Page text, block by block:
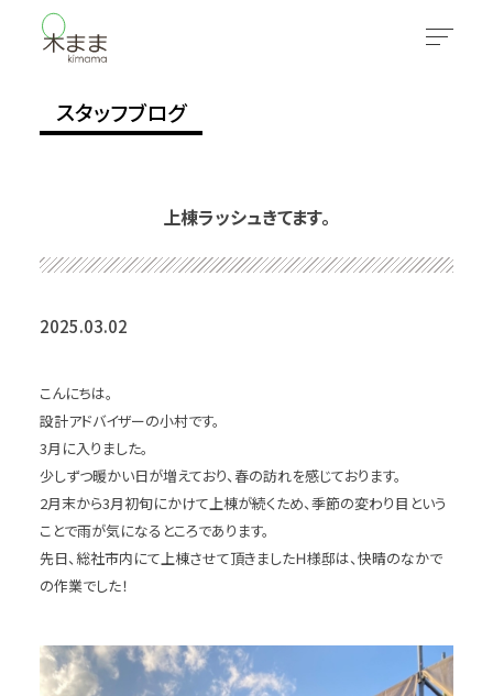
スタッフブログ
上棟ラッシュきてます。
2025.03.02
こんにちは。
設計アドバイザーの小村です。
3月に入りました。
少しずつ暖かい日が増えており、春の訪れを感じております。
2月末から3月初旬にかけて上棟が続くため、季節の変わり目という
ことで雨が気になるところであります。
先日、総社市内にて上棟させて頂きましたＨ様邸は、快晴のなかで
の作業でした！